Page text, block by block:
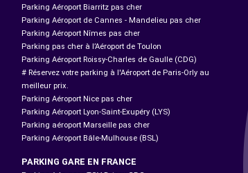
Parking Aéroport Biarritz pas cher
Parking Aéroport de Cannes - Mandelieu pas cher
Parking Aéroport Nîmes pas cher
Parking pas cher à l’Aéroport de Toulon
Parking Aéroport Roissy-Charles de Gaulle (CDG)
# Réservez votre parking à l'Aéroport de Paris-Orly au
meilleur prix.
Parking Aéroport Nice pas cher
Parking Aéroport Lyon-Saint-Exupéry (LYS)
Parking aéroport Marseille pas cher
Parking Aéroport Bâle-Mulhouse (BSL)
PARKING GARE EN FRANCE